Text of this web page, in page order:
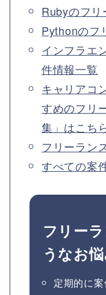
Rubyのフリ
Pythonのフ
インフラエ
件情報一覧
キャリアコ
すめのフリ
集」はこち
フリーラン
すべての案
フリー
うなお
定期的に